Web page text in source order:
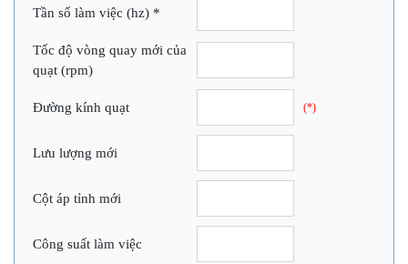
Tần số làm việc (hz) *
Tốc độ vòng quay mới của
quạt (rpm)
Đường kính quạt (*)
Lưu lượng mới
Cột áp tỉnh mới
Công suất làm việc